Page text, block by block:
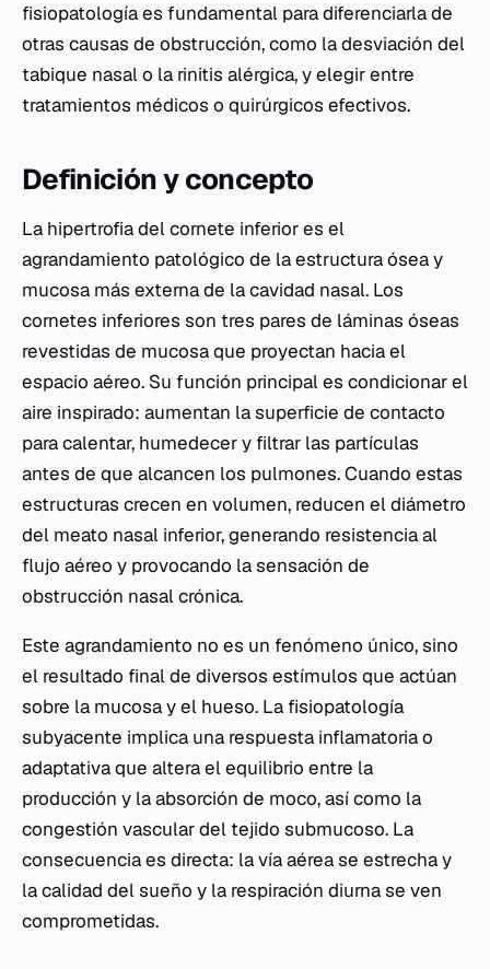
fisiopatología es fundamental para diferenciarla de
otras causas de obstrucción, como la desviación del
tabique nasal o la rinitis alérgica, y elegir entre
tratamientos médicos o quirúrgicos efectivos.
Definición y concepto
La hipertrofia del cornete inferior es el
agrandamiento patológico de la estructura ósea y
mucosa más externa de la cavidad nasal. Los
cornetes inferiores son tres pares de láminas óseas
revestidas de mucosa que proyectan hacia el
espacio aéreo. Su función principal es condicionar el
aire inspirado: aumentan la superficie de contacto
para calentar, humedecer y filtrar las partículas
antes de que alcancen los pulmones. Cuando estas
estructuras crecen en volumen, reducen el diámetro
del meato nasal inferior, generando resistencia al
flujo aéreo y provocando la sensación de
obstrucción nasal crónica.
Este agrandamiento no es un fenómeno único, sino
el resultado final de diversos estímulos que actúan
sobre la mucosa y el hueso. La fisiopatología
subyacente implica una respuesta inflamatoria o
adaptativa que altera el equilibrio entre la
producción y la absorción de moco, así como la
congestión vascular del tejido submucoso. La
consecuencia es directa: la vía aérea se estrecha y
la calidad del sueño y la respiración diurna se ven
comprometidas.